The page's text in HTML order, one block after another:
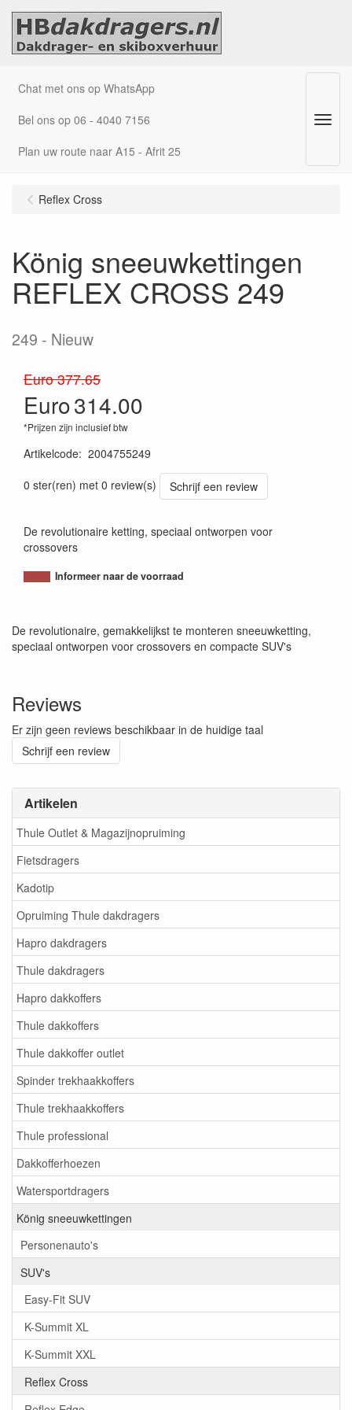
Chat met ons op WhatsApp
Bel ons op 06 - 4040 7156
Plan uw route naar A15 - Afrit 25
Menu
Artikelen
Thule Outlet & Magazijnopruiming
Fietsdragers
Kadotip
Opruiming Thule dakdragers
Hapro dakdragers
Thule dakdragers
Hapro dakkoffers
Thule dakkoffers
Thule dakkoffer outlet
Spinder trekhaakkoffers
Thule trekhaakkoffers
Thule professional
Dakkofferhoezen
Watersportdragers
König sneeuwkettingen
Personenauto's
SUV's
Easy-Fit SUV
K-Summit XL
K-Summit XXL
Reflex Cross
Reflex Cross
König sneeuwkettingen
REFLEX CROSS 249
249 Nieuw
Euro 377.65
Euro314.00
*Prijzen zijn inclusief btw
Artikelcode: 2004755249
0 ster(ren) met 0 review(s)
Schrijf een review
De revolutionaire ketting, speciaal ontworpen voor
crossovers
Informeer naar de voorraad
De revolutionaire, gemakkelijkst te monteren sneeuwketting,
speciaal ontworpen voor crossovers en compacte SUV's
Reviews
Er zijn geen reviews beschikbaar in de huidige taal
Schrijf een review